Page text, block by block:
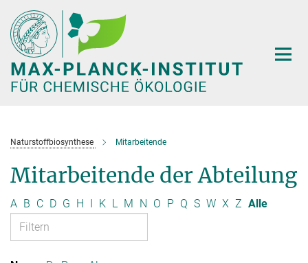
Hauptinhalt
Naturstoffbiosynthese Mitarbeitende
Mitarbeitende der Abteilung
A B C D G H I K L M N O P Q S W X Z Alle